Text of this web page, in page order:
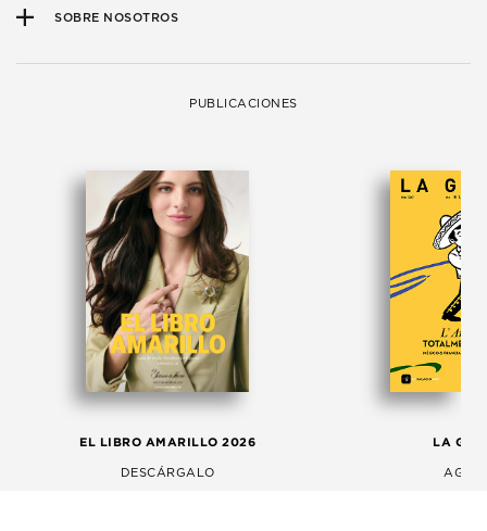
SOBRE NOSOTROS
PUBLICACIONES
EL LIBRO AMARILLO 2026
DESCÁRGALO
LA